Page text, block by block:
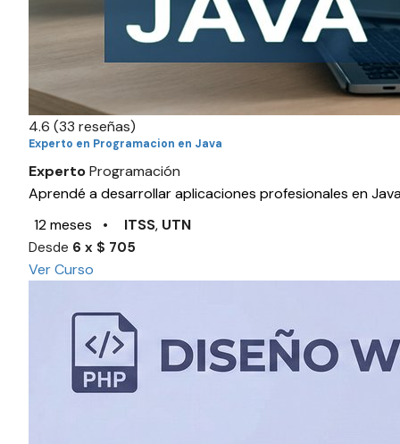
4.6(33 reseñas)
Experto en Programacion en Java
Experto Programación
Aprendé a desarrollar aplicaciones profesionales en
12 meses
• ITSS, UTN
Desde 6 x $ 705
Ver Curso